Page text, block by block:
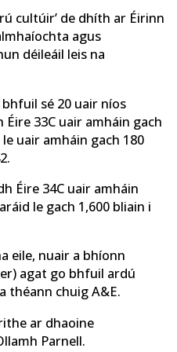
cultúir’ de dhíth ar Éirinn
agus
déileáil leis na
sé 20 uair níos
33C uair amháin gach
uair amháin gach 180
Éire 34C uair amháin
le gach 1,600 bliain i
eile, nuair a bhíonn
agat go bhfuil ardú
théann chuig A&E.
ar dhaoine
Parnell.